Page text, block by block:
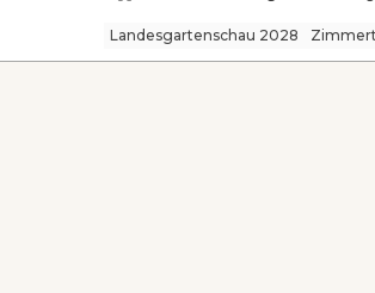
Landesgartenschau 2028